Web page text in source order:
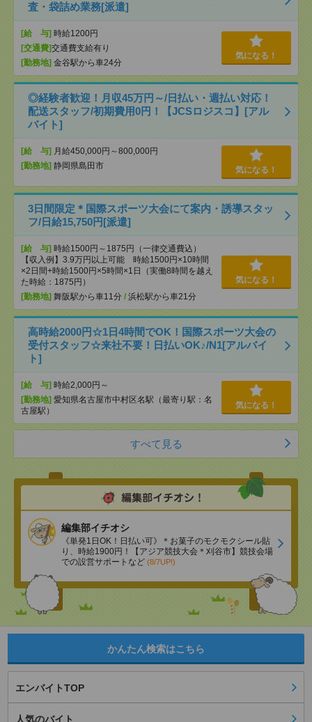
査・袋詰め業務[派遣]
[給 与] 時給1200円
[交通費]交通費支給有り
[勤務地] 金谷駅から車24分
気になる！
◎経験者歓迎！月収45万円～/日払い・週払い対応！
配送スタッフ/初期費用0円！【JCSロジスコ】[アル
バイト]
[給 与] 月給450,000円～800,000円
[勤務地] 静岡県島田市 気になる！
3日間限定＊国際スポーツ大会にて案内・誘導スタッ
フ/日給15,750円[派遣]
[給 与] 時給1500円～1875円（一律交通費込）
【収入例】3.9万円以上可能 時給1500円×10時間
×2日間+時給1500円×5時間×1日（実働8時間を越え
た時給：1875円）
[勤務地] 舞阪駅から車11分 / 浜松駅から車21分
気になる！
高時給2000円☆1日4時間でOK！国際スポーツ大会の
受付スタッフ☆来社不要！日払いOK♪/N1[アルバイ
ト]
[給 与] 時給2,000円～
[勤務地] 愛知県名古屋市中村区名駅（最寄り駅：名
古屋駅）
気になる！
すべて見る
編集部イチオシ
《単発1日OK！日払い可》＊お菓子のモクモクシール貼
り、時給1900円！【アジア競技大会＊刈谷市】競技会場
での設営サポートなど (8/7UP!)
かんたん検索はこちら
エンバイトTOP
人気のバイト